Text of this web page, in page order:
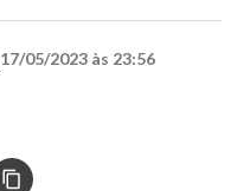
17/05/2023 às 23:56